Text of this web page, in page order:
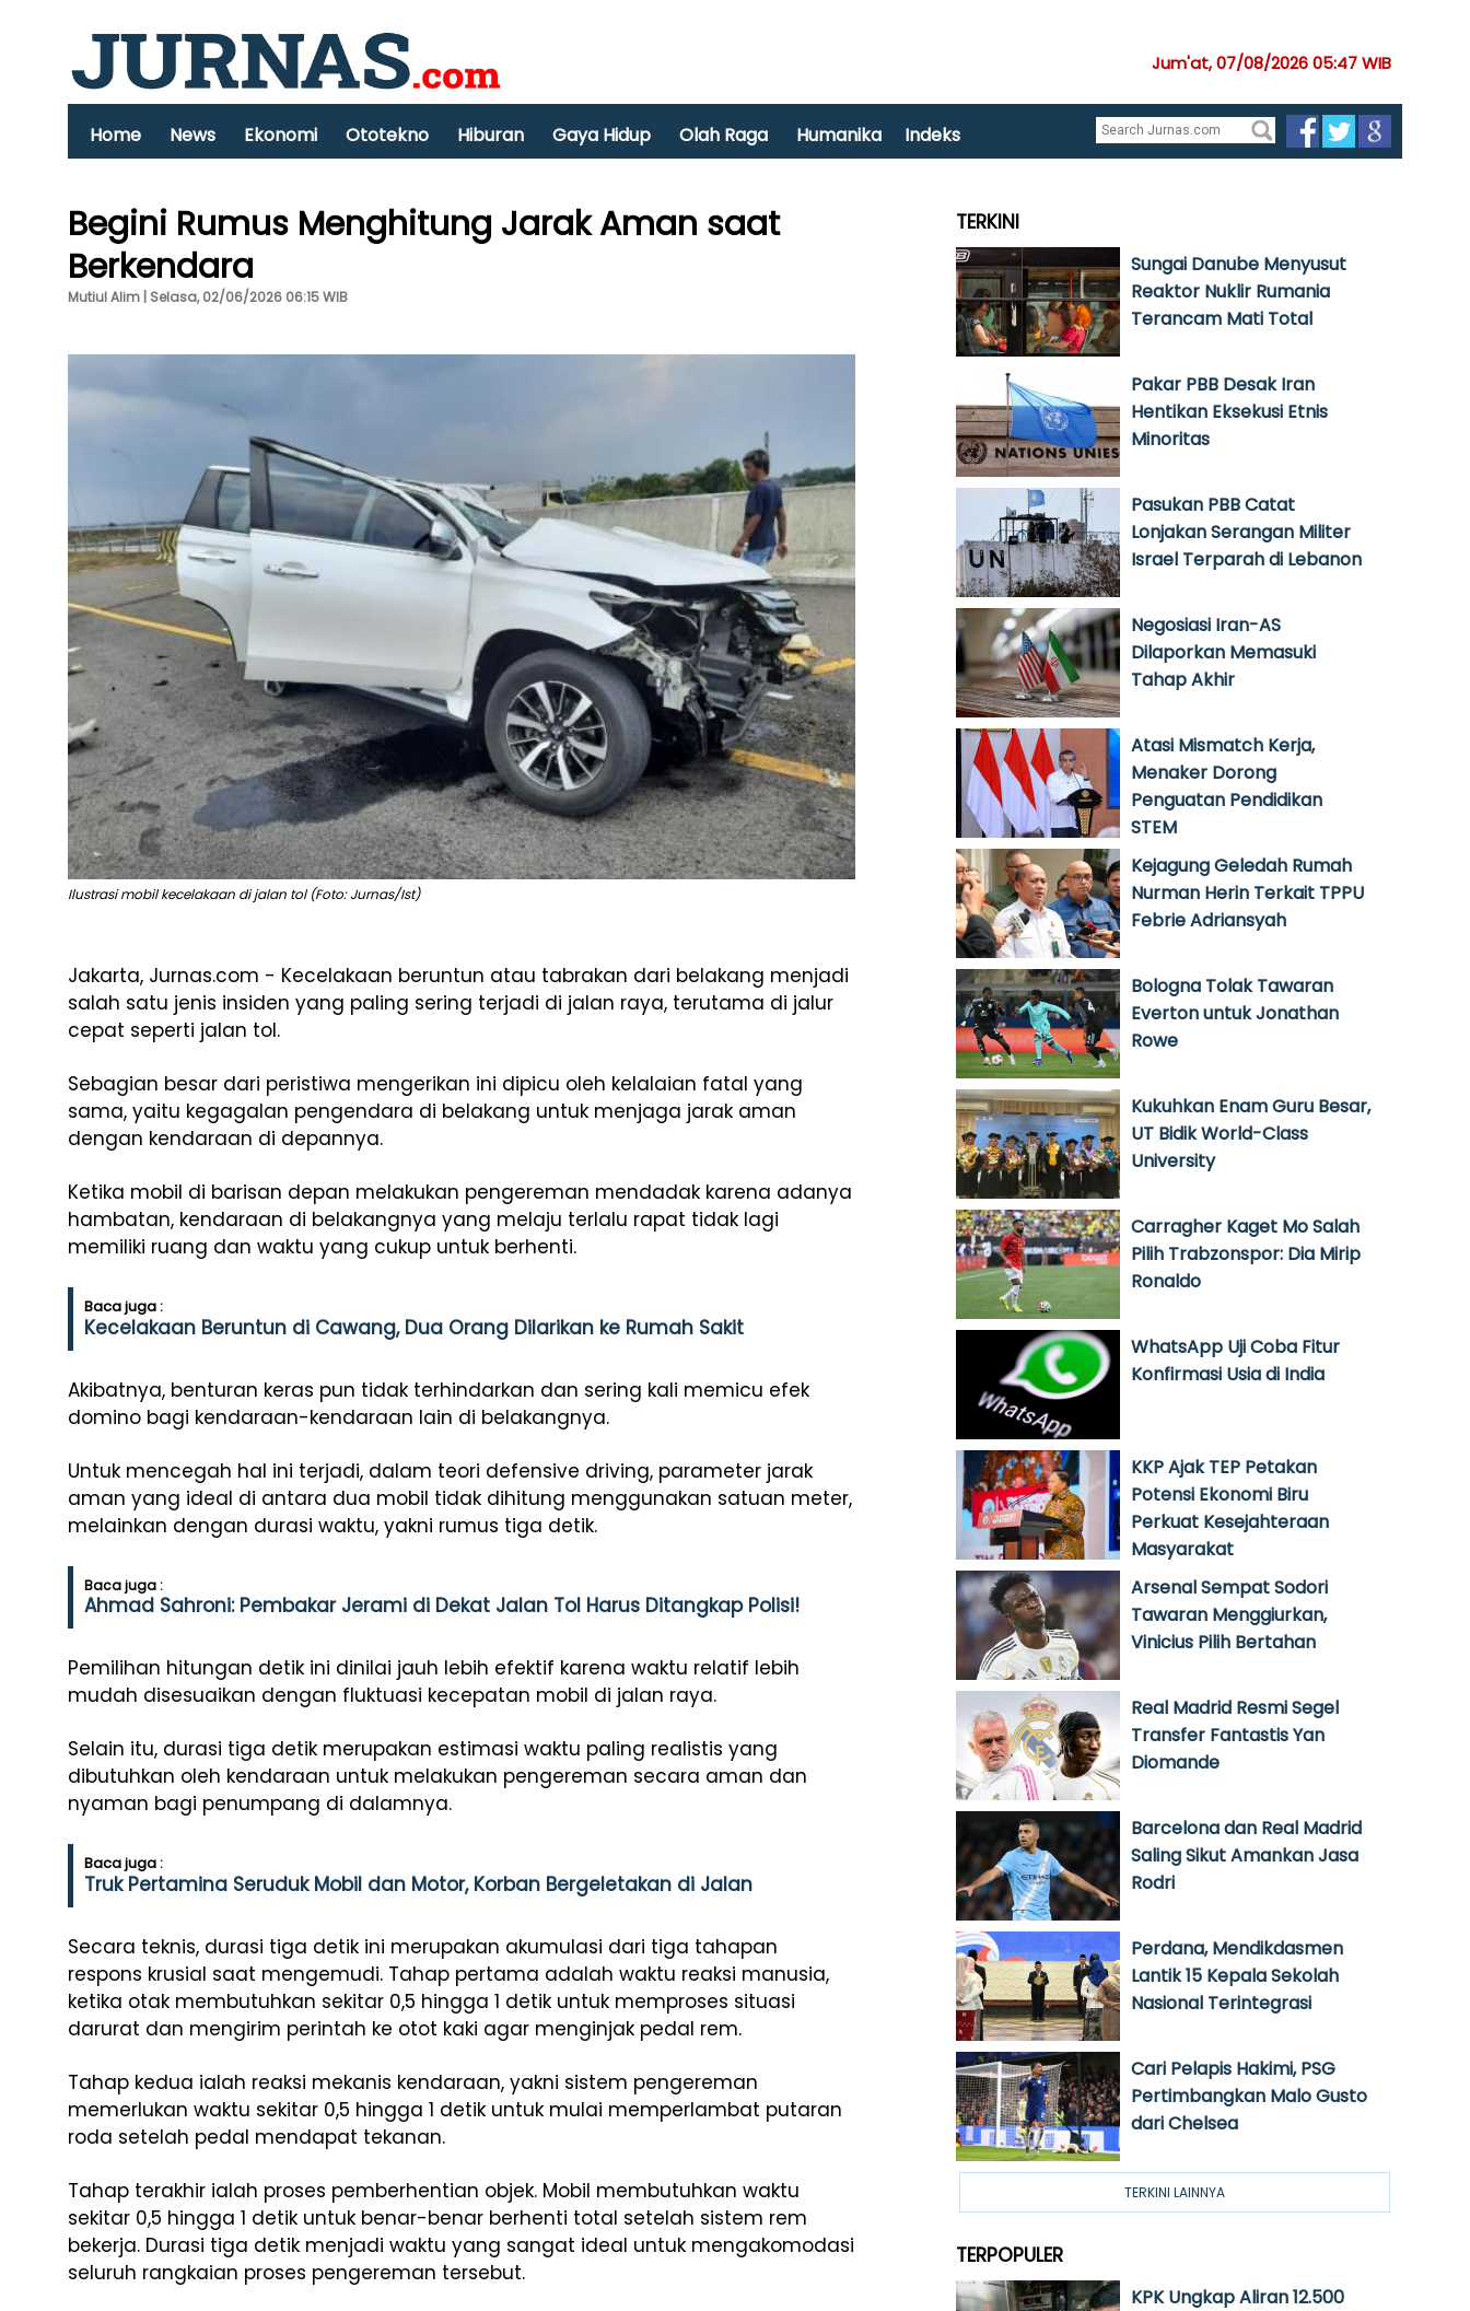
Jum'at, 07/08/2026 05:47 WIB
Home News Ekonomi Ototekno Hiburan Gaya Hidup Olah Raga Humanika Indeks
Begini Rumus Menghitung Jarak Aman saat
Berkendara
Mutiul Alim | Selasa, 02/06/2026 06:15 WIB
Ilustrasi mobil kecelakaan di jalan tol (Foto: Jurnas/Ist)
Jakarta, Jurnas.com - Kecelakaan beruntun atau tabrakan dari belakang menjadi
salah satu jenis insiden yang paling sering terjadi di jalan raya, terutama di jalur
cepat seperti jalan tol.
Sebagian besar dari peristiwa mengerikan ini dipicu oleh kelalaian fatal yang
sama, yaitu kegagalan pengendara di belakang untuk menjaga jarak aman
dengan kendaraan di depannya.
Ketika mobil di barisan depan melakukan pengereman mendadak karena adanya
hambatan, kendaraan di belakangnya yang melaju terlalu rapat tidak lagi
memiliki ruang dan waktu yang cukup untuk berhenti.
Baca juga :
Kecelakaan Beruntun di Cawang, Dua Orang Dilarikan ke Rumah Sakit
Akibatnya, benturan keras pun tidak terhindarkan dan sering kali memicu efek
domino bagi kendaraan-kendaraan lain di belakangnya.
Untuk mencegah hal ini terjadi, dalam teori defensive driving, parameter jarak
aman yang ideal di antara dua mobil tidak dihitung menggunakan satuan meter,
melainkan dengan durasi waktu, yakni rumus tiga detik.
Baca juga :
Ahmad Sahroni: Pembakar Jerami di Dekat Jalan Tol Harus Ditangkap Polisi!
Pemilihan hitungan detik ini dinilai jauh lebih efektif karena waktu relatif lebih
mudah disesuaikan dengan fluktuasi kecepatan mobil di jalan raya.
Selain itu, durasi tiga detik merupakan estimasi waktu paling realistis yang
dibutuhkan oleh kendaraan untuk melakukan pengereman secara aman dan
nyaman bagi penumpang di dalamnya.
Baca juga :
Truk Pertamina Seruduk Mobil dan Motor, Korban Bergeletakan di Jalan
Secara teknis, durasi tiga detik ini merupakan akumulasi dari tiga tahapan
respons krusial saat mengemudi. Tahap pertama adalah waktu reaksi manusia,
ketika otak membutuhkan sekitar 0,5 hingga 1 detik untuk memproses situasi
darurat dan mengirim perintah ke otot kaki agar menginjak pedal rem.
Tahap kedua ialah reaksi mekanis kendaraan, yakni sistem pengereman
memerlukan waktu sekitar 0,5 hingga 1 detik untuk mulai memperlambat putaran
roda setelah pedal mendapat tekanan.
Tahap terakhir ialah proses pemberhentian objek. Mobil membutuhkan waktu
sekitar 0,5 hingga 1 detik untuk benar-benar berhenti total setelah sistem rem
bekerja. Durasi tiga detik menjadi waktu yang sangat ideal untuk mengakomodasi
seluruh rangkaian proses pengereman tersebut.
TERKINI
Sungai Danube Menyusut
Reaktor Nuklir Rumania
Terancam Mati Total
Pakar PBB Desak Iran
Hentikan Eksekusi Etnis
Minoritas
Pasukan PBB Catat
Lonjakan Serangan Militer
Israel Terparah di Lebanon
Negosiasi Iran-AS
Dilaporkan Memasuki
Tahap Akhir
Atasi Mismatch Kerja,
Menaker Dorong
Penguatan Pendidikan
STEM
Kejagung Geledah Rumah
Nurman Herin Terkait TPPU
Febrie Adriansyah
Bologna Tolak Tawaran
Everton untuk Jonathan
Rowe
Kukuhkan Enam Guru Besar,
UT Bidik World-Class
University
Carragher Kaget Mo Salah
Pilih Trabzonspor: Dia Mirip
Ronaldo
WhatsApp Uji Coba Fitur
Konfirmasi Usia di India
KKP Ajak TEP Petakan
Potensi Ekonomi Biru
Perkuat Kesejahteraan
Masyarakat
Arsenal Sempat Sodori
Tawaran Menggiurkan,
Vinicius Pilih Bertahan
Real Madrid Resmi Segel
Transfer Fantastis Yan
Diomande
Barcelona dan Real Madrid
Saling Sikut Amankan Jasa
Rodri
Perdana, Mendikdasmen
Lantik 15 Kepala Sekolah
Nasional Terintegrasi
Cari Pelapis Hakimi, PSG
Pertimbangkan Malo Gusto
dari Chelsea
TERKINI LAINNYA
TERPOPULER
KPK Ungkap Aliran 12.500